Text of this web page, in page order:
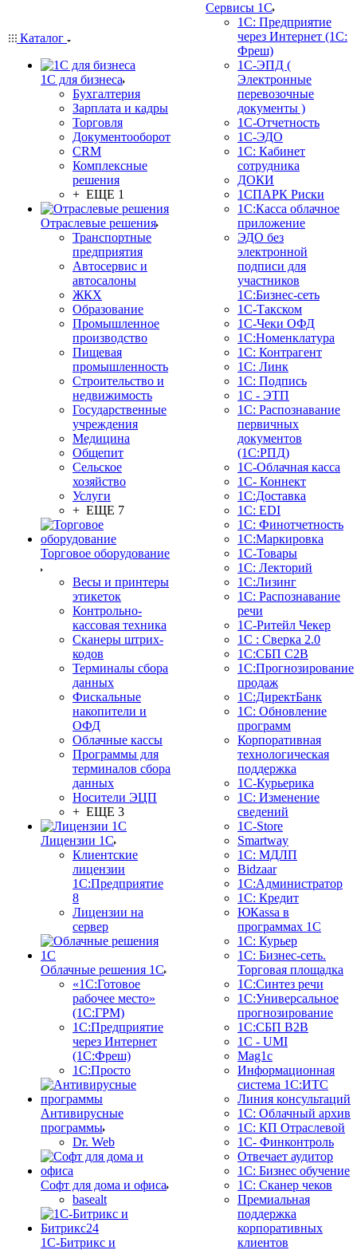
Каталог
1С для бизнеса
Бухгалтерия
Зарплата и кадры
Торговля
Документооборот
CRM
Комплексные
решения
+ ЕЩЕ 1
Отраслевые решения
Транспортные
предприятия
Автосервис и
автосалоны
ЖКХ
Образование
Промышленное
производство
Пищевая
промышленность
Строительство и
недвижимость
Государственные
учреждения
Медицина
Общепит
Сельское
хозяйство
Услуги
+ ЕЩЕ 7
Торговое оборудование
Весы и принтеры
этикеток
Контрольно-
кассовая техника
Сканеры штрих-
кодов
Терминалы сбора
данных
Фискальные
накопители и
ОФД
Облачные кассы
Программы для
терминалов сбора
данных
Носители ЭЦП
+ ЕЩЕ 3
Лицензии 1С
Клиентские
лицензии
1С:Предприятие
8
Лицензии на
сервер
Облачные решения 1С
«1C:Готовое
рабочее место»
(1С:ГРМ)
1С:Предприятие
через Интернет
(1С:Фреш)
1С:Просто
Антивирусные
программы
Dr. Web
Софт для дома и офиса
basealt
1С-Битрикс и
Сервисы 1С
1С: Предприятие
через Интернет (1С:
Фреш)
1С-ЭПД (
Электронные
перевозочные
документы )
1С-Отчетность
1С-ЭДО
1С: Кабинет
сотрудника
ДОКИ
1СПАРК Риски
1С:Касса облачное
приложение
ЭДО без
электронной
подписи для
участников
1С:Бизнес-сеть
1С-Такском
1С-Чеки ОФД
1С:Номенклатура
1С: Контрагент
1С: Линк
1С: Подпись
1С - ЭТП
1С: Распознавание
первичных
документов
(1С:РПД)
1С-Облачная касса
1С- Коннект
1С:Доставка
1С: EDI
1С: Финотчетность
1С:Маркировка
1С-Товары
1С: Лекторий
1С:Лизинг
1С: Распознавание
речи
1C-Ритейл Чекер
1С : Сверка 2.0
1С:СБП C2B
1С:Прогнозирование
продаж
1С:ДиректБанк
1С: Обновление
программ
Корпоративная
технологическая
поддержка
1С-Курьерика
1С: Изменение
сведений
1C-Store
Smartway
1С: МДЛП
Bidzaar
1С:Администратор
1С: Кредит
ЮКаssа в
программах 1С
1С: Курьер
1С: Бизнес-сеть.
Торговая площадка
1С:Синтез речи
1С:Универсальное
прогнозирование
1С:СБП B2B
1C - UMI
Mag1c
Информационная
система 1С:ИТС
Линия консультаций
1С: Облачный архив
1С: КП Отраслевой
1С- Финконтроль
Отвечает аудитор
1С: Бизнес обучение
1С: Сканер чеков
Премиальная
поддержка
корпоративных
клиентов